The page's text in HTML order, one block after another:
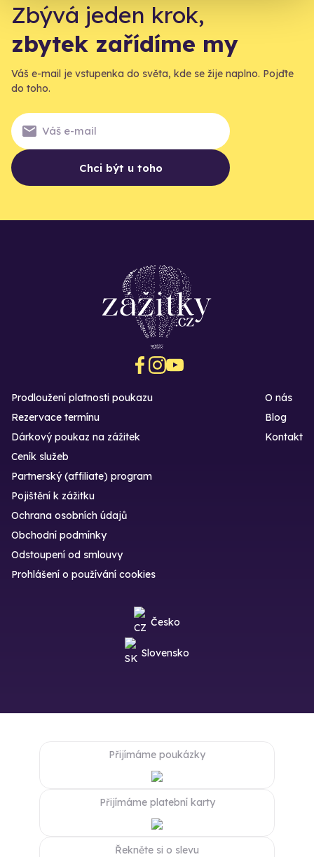
Zbývá jeden krok,
zbytek zařídíme my
Váš e-mail je vstupenka do světa, kde se žije naplno. Pojďte
do toho.
Chci být u toho
Prodloužení platnosti poukazu
Rezervace termínu
Dárkový poukaz na zážitek
O nás
Blog
Kontakt
Ceník služeb
Partnerský (affiliate) program
Pojištění k zážitku
Ochrana osobních údajů
Obchodní podmínky
Odstoupení od smlouvy
Prohlášení o používání cookies
Česko
Slovensko
Přijímáme poukázky
Přijímáme platební karty
Řekněte si o slevu